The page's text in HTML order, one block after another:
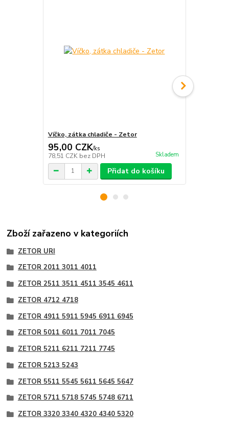
Víčko, zátka chladiče - Zetor
95,00 CZK/ks
78,51 CZK bez DPH Skladem
Přidat do košíku
Zboží zařazeno v kategoriích
ZETOR URI
ZETOR 2011 3011 4011
ZETOR 2511 3511 4511 3545 4611
ZETOR 4712 4718
ZETOR 4911 5911 5945 6911 6945
ZETOR 5011 6011 7011 7045
ZETOR 5211 6211 7211 7745
ZETOR 5213 5243
ZETOR 5511 5545 5611 5645 5647
ZETOR 5711 5718 5745 5748 6711
ZETOR 3320 3340 4320 4340 5320